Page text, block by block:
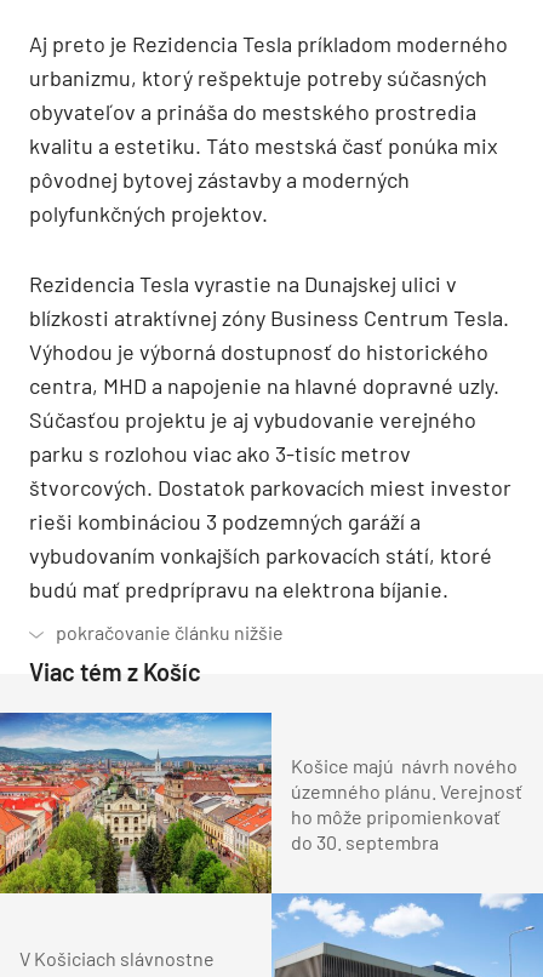
Aj preto je Rezidencia Tesla príkladom moderného
urbanizmu, ktorý rešpektuje potreby súčasných
obyvateľov a prináša do mestského prostredia
kvalitu a estetiku. Táto mestská časť ponúka mix
pôvodnej bytovej zástavby a moderných
polyfunkčných projektov.
Rezidencia Tesla vyrastie na Dunajskej ulici v
blízkosti atraktívnej zóny Business Centrum Tesla.
Výhodou je výborná dostupnosť do historického
centra, MHD a napojenie na hlavné dopravné uzly.
Súčasťou projektu je aj vybudovanie verejného
parku s rozlohou viac ako 3-tisíc metrov
štvorcových. Dostatok parkovacích miest investor
rieši kombináciou 3 podzemných garáží a
vybudovaním vonkajších parkovacích státí, ktoré
budú mať predprípravu na elektrona bíjanie.
Viac tém z Košíc
Košice majú návrh nového
územného plánu. Verejnosť
ho môže pripomienkovať
do 30. septembra
V Košiciach slávnostne